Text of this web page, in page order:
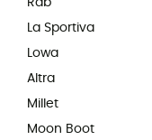
Rab
La Sportiva
Lowa
Altra
Millet
Moon Boot